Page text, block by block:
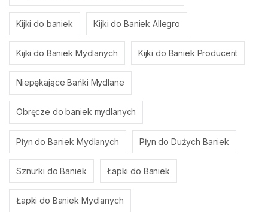
Kijki do baniek Kijki do Baniek Allegro
Kijki do Baniek Mydlanych Kijki do Baniek Producent
Niepękające Bańki Mydlane
Obręcze do baniek mydlanych
Płyn do Baniek Mydlanych Płyn do Dużych Baniek
Sznurki do Baniek Łapki do Baniek
Łapki do Baniek Mydlanych